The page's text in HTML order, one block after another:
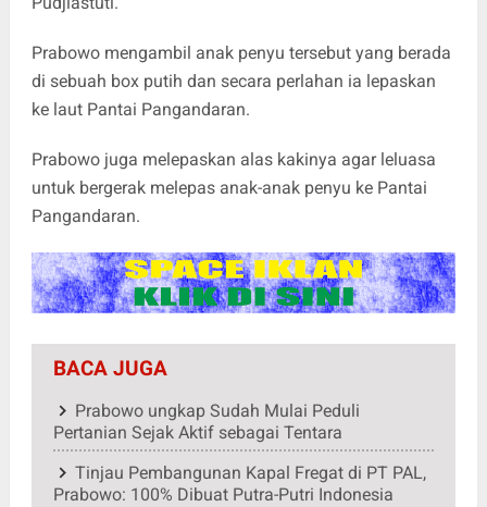
Prabowo mengambil anak penyu tersebut yang berada
di sebuah box putih dan secara perlahan ia lepaskan
ke laut Pantai Pangandaran.
Prabowo juga melepaskan alas kakinya agar leluasa
untuk bergerak melepas anak-anak penyu ke Pantai
Pangandaran.
BACA JUGA
Prabowo ungkap Sudah Mulai Peduli
Pertanian Sejak Aktif sebagai Tentara
Tinjau Pembangunan Kapal Fregat di PT PAL,
Prabowo: 100% Dibuat Putra-Putri Indonesia